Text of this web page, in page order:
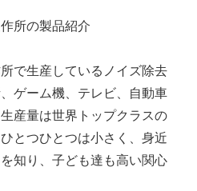
所の製品紹介
で生産しているノイズ除去
ゲーム機、テレビ、自動車
産量は世界トップクラスの
とつひとつは小さく、身近
知り、子ども達も高い関心